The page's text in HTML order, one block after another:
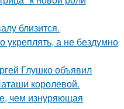
близится.
а не бездумно
Глушко объявил
королевой.
чем изнуряющая